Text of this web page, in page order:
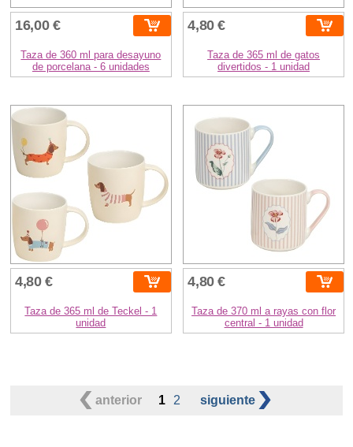
16,00 €
Taza de 360 ml para desayuno
de porcelana - 6 unidades
4,80 €
Taza de 365 ml de gatos
divertidos - 1 unidad
4,80 €
Taza de 365 ml de Teckel - 1
unidad
4,80 €
Taza de 370 ml a rayas con flor
central - 1 unidad
anterior 1 2 siguiente